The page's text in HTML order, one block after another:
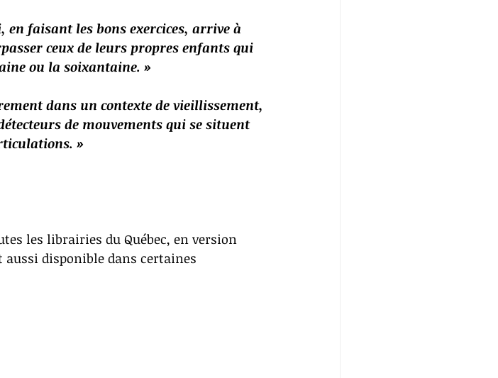
en faisant les bons exercices, arrive à
ceux de leurs propres enfants qui
ou la soixantaine. »
dans un contexte de vieillissement,
de mouvements qui se situent
»
les librairies du Québec, en version
disponible dans certaines